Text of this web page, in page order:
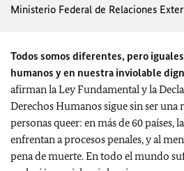
Ministerio Federal de Relaciones
Todos somos diferentes, pero
humanos y en nuestra inviolable
afirman la Ley Fundamental y la
Derechos Humanos sigue sin ser una
personas queer: en más de 60 países,
enfrentan a procesos penales, y al
pena de muerte. En todo el mundo